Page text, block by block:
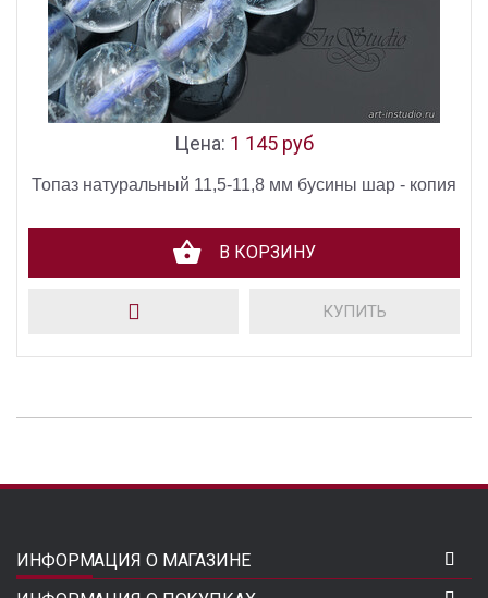
Цена: 1 145 руб
Топаз натуральный 11,5-11,8 мм бусины шар - копия
В КОРЗИНУ
КУПИТЬ
ИНФОРМАЦИЯ О МАГАЗИНЕ